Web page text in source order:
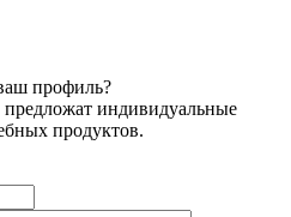
профиль?
индивидуальные
продуктов.